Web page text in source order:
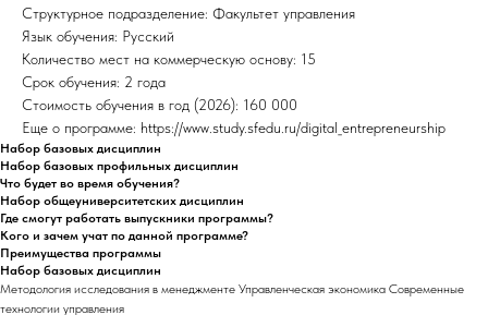
Структурное подразделение: Факультет управления
Язык обучения: Русский
Количество мест на коммерческую основу: 15
Срок обучения: 2 года
Стоимость обучения в год (2026): 160 000
Еще о программе: https://www.study.sfedu.ru/digital_entrepreneurship
Набор базовых дисциплин
Набор базовых профильных дисциплин
Что будет во время обучения?
Набор общеуниверситетских дисциплин
Где смогут работать выпускники программы?
Кого и зачем учат по данной программе?
Преимущества программы
Набор базовых дисциплин
Методология исследования в менеджменте Управленческая экономика Современные
технологии управления